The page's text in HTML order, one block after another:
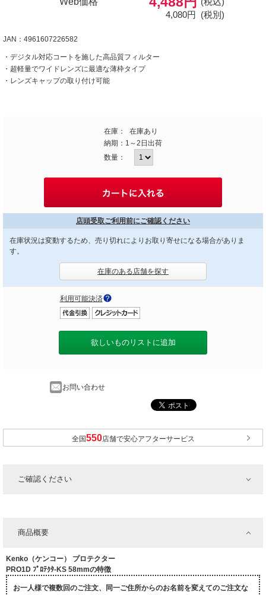
4,080円 (税別)
JAN：4961607226582
・デジタル対応コートを施した高品質フィルター
・超軽量でワイドレンズに最適な薄枠タイプ
・レンズキャップの取り付け可能
在庫：
在庫あり
納期： 1～2日出荷
数量：
店頭受取ご利用前にご確認ください
在庫状況は変動するため、売り切れによりお取り寄せになる場合がありま
す。
在庫のある店舗を探す
利用可能決済
欲しいものリストに追加
お問い合わせ
全国 店舗で安心アフターサービス
ご確認ください
商品概要
Kenko（ケンコー） プロテクター
PRO1D ﾌﾟﾛﾃｸﾀ-KS 58mmの特徴
お一人様で複数回のご注文、同一ご住所からのお名前を変えてのご注文な